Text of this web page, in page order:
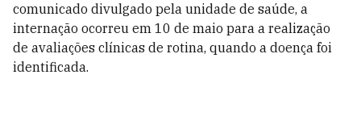
comunicado divulgado pela unidade de saúde, a
internação ocorreu em 10 de maio para a realização
de avaliações clínicas de rotina, quando a doença foi
identificada.